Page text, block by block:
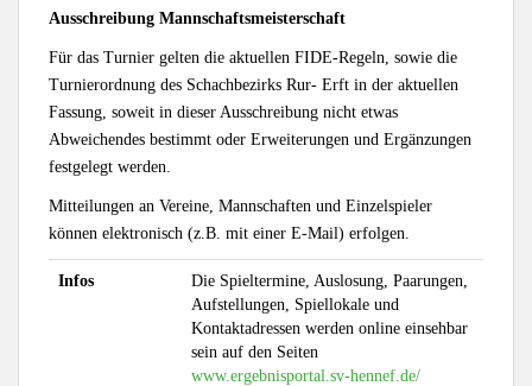
Ausschreibung Mannschaftsmeisterschaft
Für das Turnier gelten die aktuellen FIDE-Regeln, sowie die
Turnierordnung des Schachbezirks Rur- Erft in der aktuellen
Fassung, soweit in dieser Ausschreibung nicht etwas
Abweichendes bestimmt oder Erweiterungen und Ergänzungen
festgelegt werden.
Mitteilungen an Vereine, Mannschaften und Einzelspieler
können elektronisch (z.B. mit einer E-Mail) erfolgen.
Infos
Die Spieltermine, Auslosung, Paarungen,
Aufstellungen, Spiellokale und
Kontaktadressen werden online einsehbar
sein auf den Seiten
www.ergebnisportal.sv-hennef.de/